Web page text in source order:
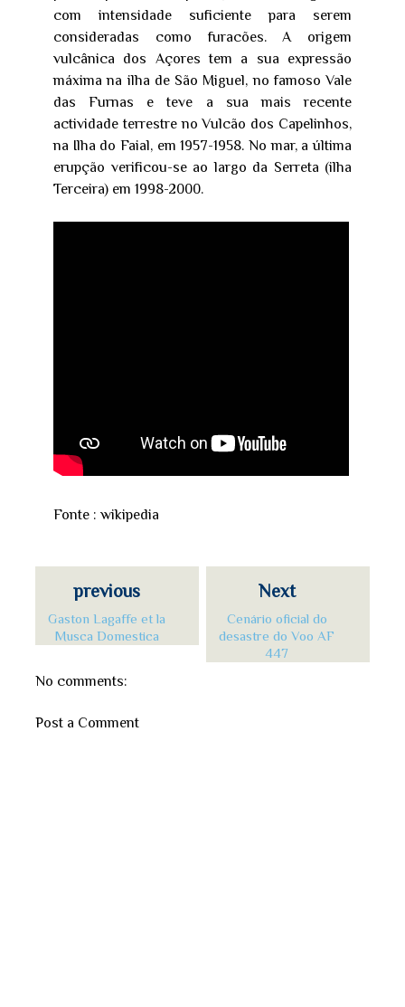
com intensidade suficiente para serem
consideradas como furacões. A origem
vulcânica dos Açores tem a sua expressão
máxima na ilha de São Miguel, no famoso Vale
das Furnas e teve a sua mais recente
actividade terrestre no Vulcão dos Capelinhos,
na Ilha do Faial, em 1957-1958. No mar, a última
erupção verificou-se ao largo da Serreta (ilha
Terceira) em 1998-2000.
Fonte : wikipedia
Next
Cenário oficial do
desastre do Voo AF
447
previous
Gaston Lagaffe et la
Musca Domestica
No comments:
Post a Comment